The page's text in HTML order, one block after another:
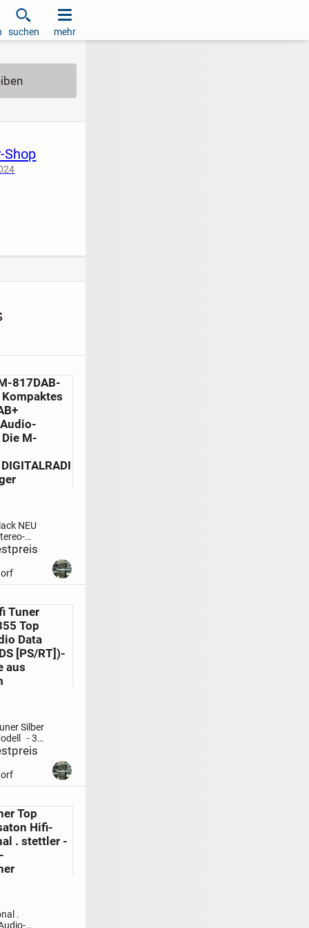
suchen mehr
Shop
817DAB-
Kompaktes
M-
NEU
USB
einem
Tuner
Top
Data
[PS/RT])-
aus
Silber
- 30
zum
Scannen
von bis
Top
Hifi-
. stettler -
.